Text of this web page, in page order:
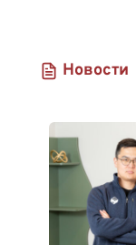
Новости